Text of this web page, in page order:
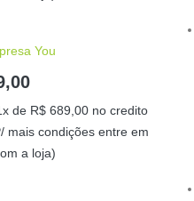
You
de R$ 689,00 no credito
mais condições entre em
a loja)